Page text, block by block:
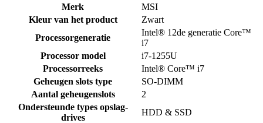
Merk
MSI
Kleur van het product
Zwart
Processorgeneratie
Intel® 12de generatie Core™
i7
Processor model
i7-1255U
Processorreeks
Intel® Core™ i7
Geheugen slots type
SO-DIMM
Aantal geheugenslots
2
Ondersteunde types opslag-
drives
HDD & SSD